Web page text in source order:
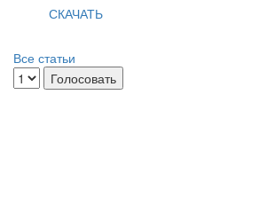
СКАЧАТЬ
Все статьи